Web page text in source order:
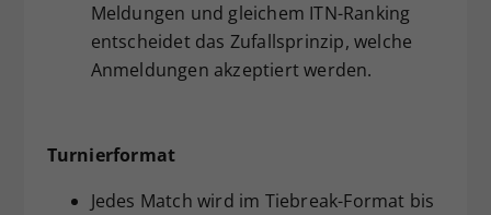
Meldungen und gleichem ITN-Ranking
entscheidet das Zufallsprinzip, welche
Anmeldungen akzeptiert werden.
Turnierformat
Jedes Match wird im Tiebreak-Format bis